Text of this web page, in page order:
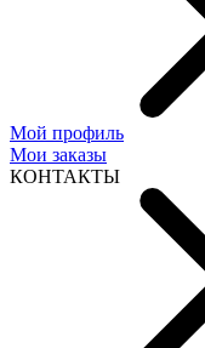
Мой профиль
Мои заказы
КОНТАКТЫ